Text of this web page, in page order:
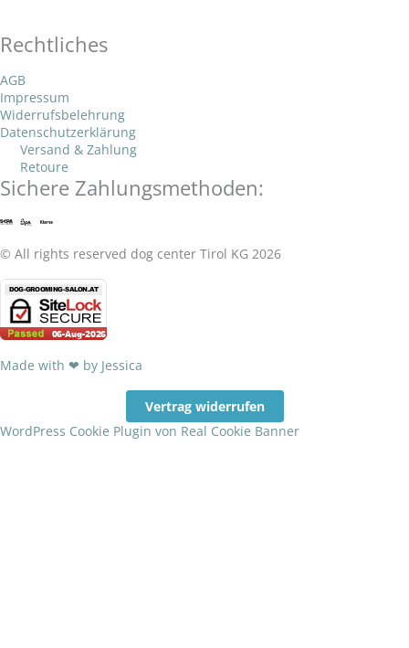
n
e
e
l
o
p
e
s
a
p
p
a
c
e
b
o
o
k
-
n
t
a
g
r
a
m
Rechtliches
AGB
Impressum
Widerrufsbelehrung
Datenschutzerklärung
Versand & Zahlung
Retoure
Sichere Zahlungsmethoden:
© All rights reserved dog center Tirol KG 2026
Made with ❤ by Jessica
Vertrag widerrufen
WordPress Cookie Plugin von Real Cookie Banner